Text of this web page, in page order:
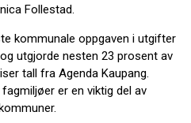
Follestad.
kommunale oppgaven i utgifter
utgjorde nesten 23 prosent av
tall fra Agenda Kaupang.
er en viktig del av